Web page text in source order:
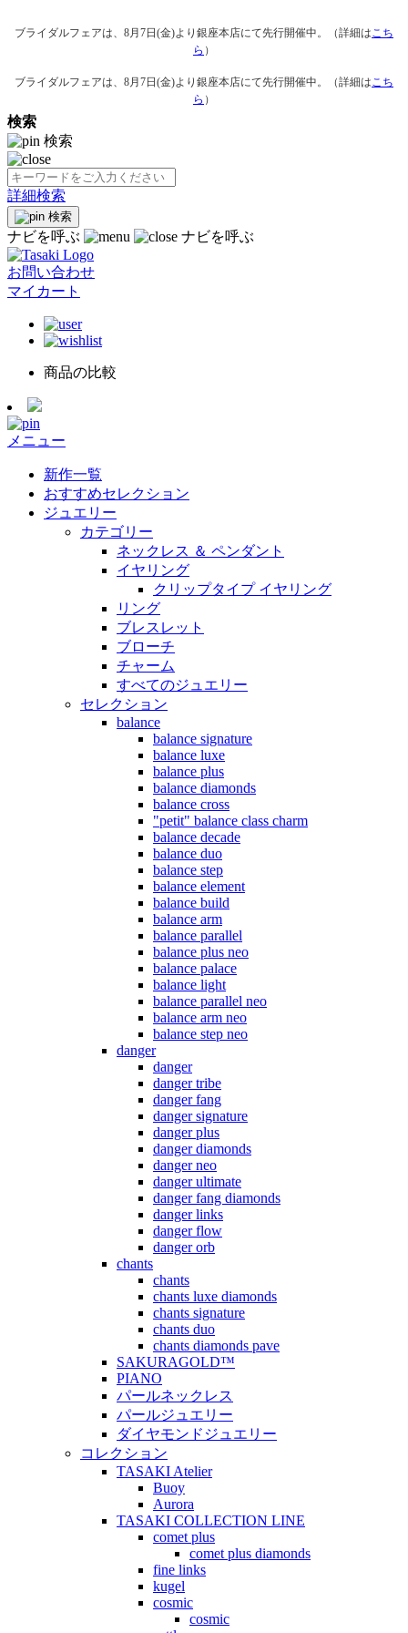
ブライダルフェアは、8月7日(金)より銀座本店にて先行開催中。（詳細はこち
ら ）
ブライダルフェアは、8月7日(金)より銀座本店にて先行開催中。（詳細はこち
ら ）
検索
検索
詳細検索
検索
ナビを呼ぶ ナビを呼ぶ
お問い合わせ
マイカート
商品の比較
メニュー
新作一覧
おすすめセレクション
ジュエリー
カテゴリー
ネックレス ＆ ペンダント
イヤリング
クリップタイプ イヤリング
リング
ブレスレット
ブローチ
チャーム
すべてのジュエリー
セレクション
balance
balance signature
balance luxe
balance plus
balance diamonds
balance cross
"petit" balance class charm
balance decade
balance duo
balance step
balance element
balance build
balance arm
balance parallel
balance plus neo
balance palace
balance light
balance parallel neo
balance arm neo
balance step neo
danger
danger
danger tribe
danger fang
danger signature
danger plus
danger diamonds
danger neo
danger ultimate
danger fang diamonds
danger links
danger flow
danger orb
chants
chants
chants luxe diamonds
chants signature
chants duo
chants diamonds pave
SAKURAGOLD™
PIANO
パールネックレス
パールジュエリー
ダイヤモンドジュエリー
コレクション
TASAKI Atelier
Buoy
Aurora
TASAKI COLLECTION LINE
comet plus
comet plus diamonds
fine links
kugel
cosmic
cosmic